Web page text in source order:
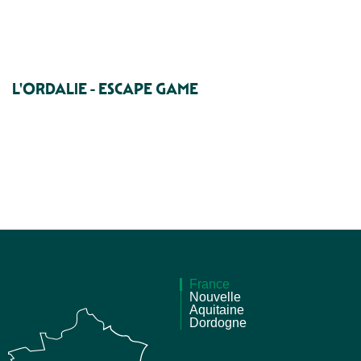
L'ORDALIE - ESCAPE GAME
France
Nouvelle
Aquitaine
Dordogne